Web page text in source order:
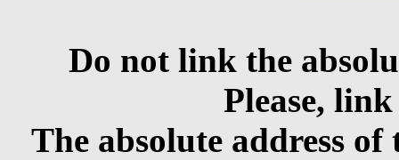
Do not link the
Please,
The absolute address